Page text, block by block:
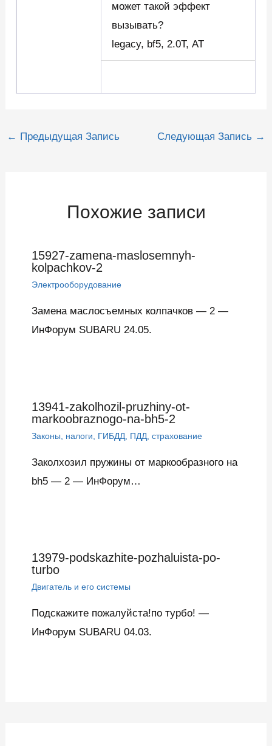
может такой эффект
вызывать?
legacy, bf5, 2.0Т, AT
Навигация
← Предыдущая Запись Следующая Запись →
Похожие записи
15927-zamena-maslosemnyh-
kolpachkov-2
Электрооборудование
Замена маслосъемных колпачков — 2 —
ИнФорум SUBARU 24.05.
13941-zakolhozil-pruzhiny-ot-
markoobraznogo-na-bh5-2
Законы, налоги, ГИБДД, ПДД, страхование
Заколхозил пружины от маркообразного на
bh5 — 2 — ИнФорум…
13979-podskazhite-pozhaluista-po-
turbo
Двигатель и его системы
Подскажите пожалуйста!по турбо! —
ИнФорум SUBARU 04.03.